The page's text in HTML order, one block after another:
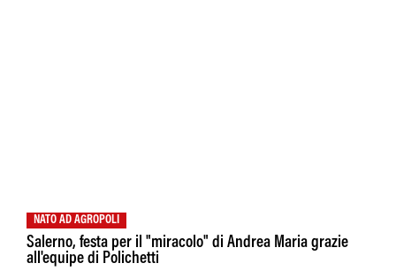
NATO AD AGROPOLI
Salerno, festa per il "miracolo" di Andrea Maria grazie
all'equipe di Polichetti